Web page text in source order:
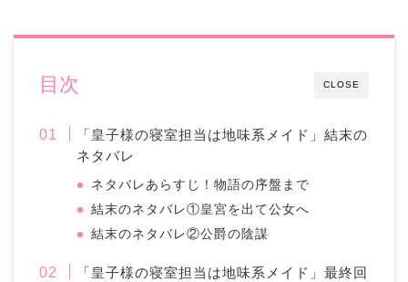
CLOSE
目次
「皇子様の寝室担当は地味系メイド」結末の
ネタバレ
ネタバレあらすじ！物語の序盤まで
結末のネタバレ①皇宮を出て公女へ
結末のネタバレ②公爵の陰謀
「皇子様の寝室担当は地味系メイド」最終回